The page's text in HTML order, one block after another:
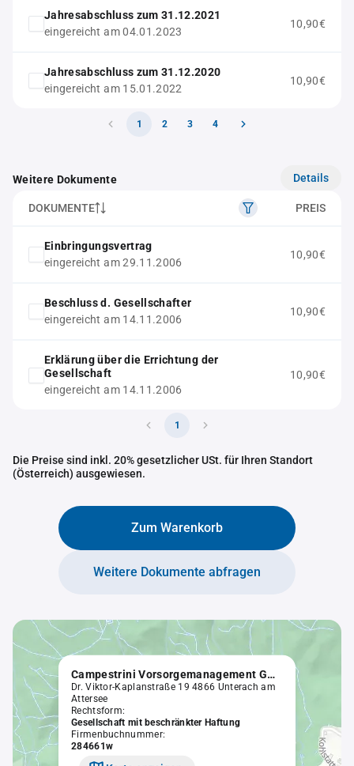
Jahresabschluss zum 31.12.2021
eingereicht am 04.01.2023
10,90€
Jahresabschluss zum 31.12.2020
eingereicht am 15.01.2022
10,90€
1 2 3 4
Weitere Dokumente Details
DOKUMENTE PREIS
Einbringungsvertrag
eingereicht am 29.11.2006
10,90€
Beschluss d. Gesellschafter
eingereicht am 14.11.2006
10,90€
Erklärung über die Errichtung der
Gesellschaft
eingereicht am 14.11.2006
10,90€
1
Die Preise sind inkl. 20% gesetzlicher USt. für Ihren Standort
(Österreich) ausgewiesen.
Zum Warenkorb
Weitere Dokumente abfragen
Campestrini Vorsorgemanagement GmbH
Dr. Viktor-Kaplanstraße 19 4866 Unterach am
Attersee
Rechtsform:
Gesellschaft mit beschränkter Haftung
Firmenbuchnummer:
284661w